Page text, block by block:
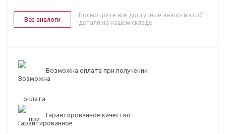
Все аналоги
Посмотрите все доступные аналоги этой
детали на нашем складе
Возможна оплата при получении
Гарантированное качество